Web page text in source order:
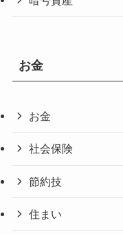
お金
お金
社会保険
節約技
住まい